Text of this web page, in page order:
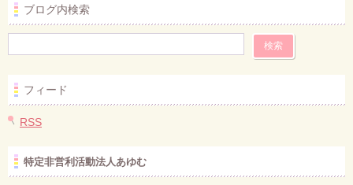
ブログ内検索
フィード
RSS
特定非営利活動法人あゆむ